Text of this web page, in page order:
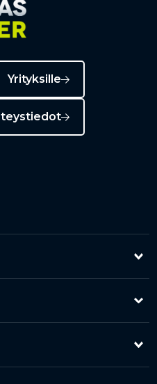
Yrityksille